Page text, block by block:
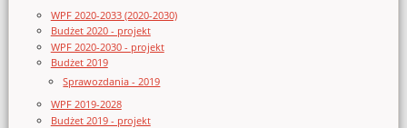
WPF 2020-2033 (2020-2030)
Budżet 2020 - projekt
WPF 2020-2030 - projekt
Budżet 2019
Sprawozdania - 2019
WPF 2019-2028
Budżet 2019 - projekt